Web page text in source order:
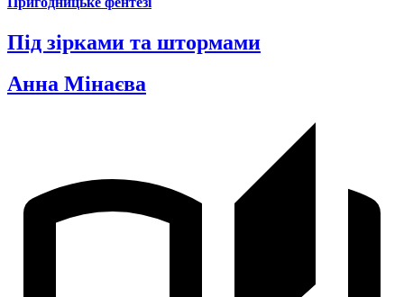
Під зірками та штормами
Анна Мінаєва